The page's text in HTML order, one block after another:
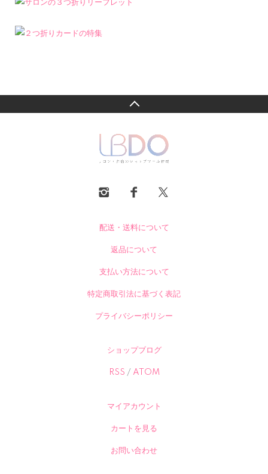
配送・送料について
返品について
支払い方法について
特定商取引法に基づく表記
プライバシーポリシー
ショップブログ
RSS / ATOM
マイアカウント
カートを見る
お問い合わせ